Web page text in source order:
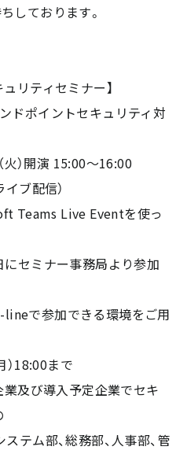
しております。
リティセミナー】
ドポイントセキュリティ対
）開演 15:00～16:00
ブ配信）
Teams Live Eventを使っ
にセミナー事務局より参加
で参加できる環境をご用
）18:00まで
業及び導入予定企業でセキ
テム部、総務部、人事部、管